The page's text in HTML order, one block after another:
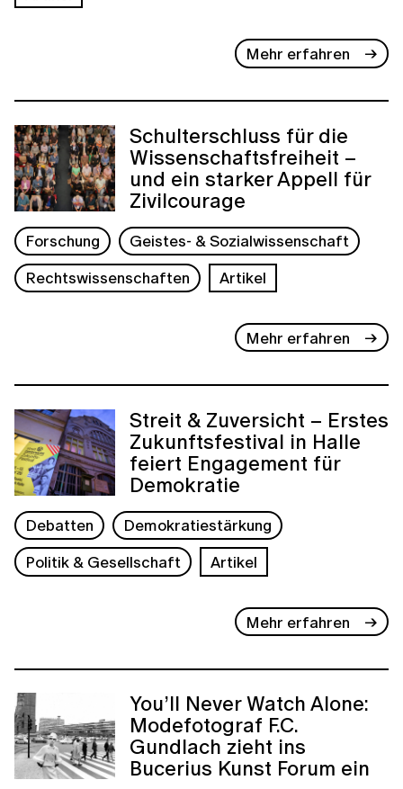
Mehr erfahren
Schulterschluss für die
Wissenschaftsfreiheit –
und ein starker Appell für
Zivilcourage
Forschung
Geistes- & Sozialwissenschaft
Rechtswissenschaften
Artikel
Mehr erfahren
Streit & Zuversicht – Erstes
Zukunftsfestival in Halle
feiert Engagement für
Demokratie
Debatten
Demokratiestärkung
Politik & Gesellschaft
Artikel
Mehr erfahren
You’ll Never Watch Alone:
Modefotograf F.C.
Gundlach zieht ins
Bucerius Kunst Forum ein